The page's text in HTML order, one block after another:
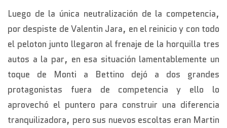
Luego de la única neutralización de la competencia,
por despiste de Valentin Jara, en el reinicio y con todo
el peloton junto llegaron al frenaje de la horquilla tres
autos a la par, en esa situación lamentablemente un
toque de Monti a Bettino dejó a dos grandes
protagonistas fuera de competencia y ello lo
aprovechó el puntero para construir una diferencia
tranquilizadora, pero sus nuevos escoltas eran Martin